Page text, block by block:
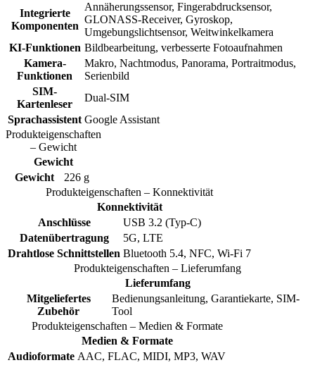
Integrierte
Komponenten
Annäherungssensor, Fingerabdrucksensor,
GLONASS-Receiver, Gyroskop,
Umgebungslichtsensor, Weitwinkelkamera
KI-Funktionen Bildbearbeitung, verbesserte Fotoaufnahmen
Kamera-
Funktionen
Makro, Nachtmodus, Panorama, Portraitmodus,
Serienbild
SIM-
Kartenleser
Dual-SIM
Sprachassistent Google Assistant
Produkteigenschaften
– Gewicht
Gewicht
Gewicht
226 g
Produkteigenschaften – Konnektivität
Konnektivität
Anschlüsse
USB 3.2 (Typ-C)
Datenübertragung
5G, LTE
Drahtlose Schnittstellen Bluetooth 5.4, NFC, Wi-Fi 7
Produkteigenschaften – Lieferumfang
Lieferumfang
Mitgeliefertes
Zubehör
Bedienungsanleitung, Garantiekarte, SIM-
Tool
Produkteigenschaften – Medien & Formate
Medien & Formate
Audioformate AAC, FLAC, MIDI, MP3, WAV